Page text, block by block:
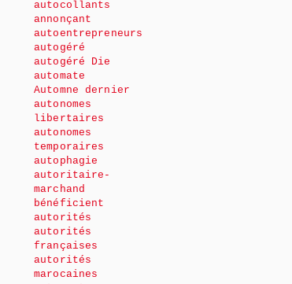
autocollants
annonçant
autoentrepreneurs
autogéré
autogéré Die
automate
Automne dernier
autonomes
libertaires
autonomes
temporaires
autophagie
autoritaire-
marchand
bénéficient
autorités
autorités
françaises
autorités
marocaines